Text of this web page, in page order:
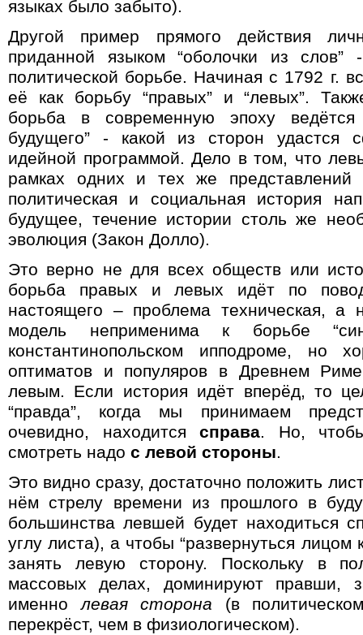
языках было забыто).
Другой пример прямого действия
приданной языком “оболочки из слов”
политической борьбе. Начиная с 1792 г.
её как борьбу “правых” и “левых”.
борьба в современную эпоху
будущего” - какой из сторон удастся
идейной программой. Дело в том, что
рамках одних и тех же
политическая и социальная история
будущее, течение истории столь же
эволюция (Закон Долло).
Это верно не для всех обществ или
борьба правых и левых идёт по
настоящего – проблема техническая, а
модель неприменима к борьбе
константинопольском ипподроме, но
оптиматов и популяров в Древнем
левым. Если история идёт вперёд, то
“правда”, когда мы принимаем
очевидно, находитсясправа. Но, чтобы
смотреть надо с левой стороны.
Это видно сразу, достаточно положить
нём стрелу времени из прошлого в
большинства левшей будет находиться
углу листа), а чтобы “развернуться
занять левую сторону. Поскольку в
массовых делах, доминируют правши,
именнолевая сторона
(в
перекрёст, чем в физиологическом).